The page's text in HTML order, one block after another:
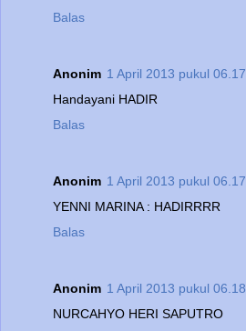
Balas
Anonim 1 April 2013 pukul 06.17
Handayani HADIR
Balas
Anonim 1 April 2013 pukul 06.17
YENNI MARINA : HADIRRRR
Balas
Anonim 1 April 2013 pukul 06.18
NURCAHYO HERI SAPUTRO